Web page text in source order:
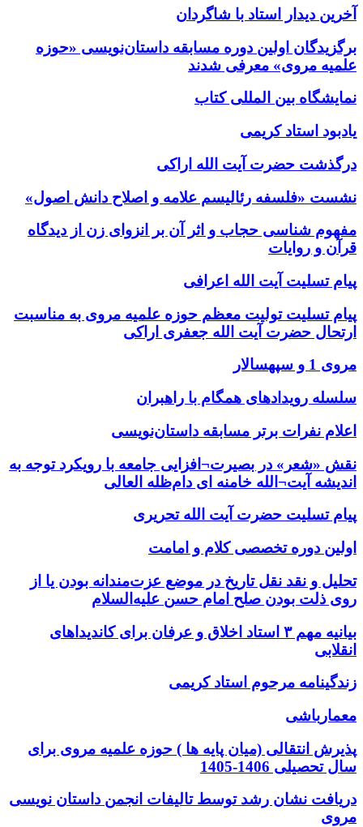
آخرین دیدار استاد با شاگردان
برگزیدگان اولین دوره مسابقه داستان‌نویسی «حوزه
علمیه مروی» معرفی شدند
نمایشگاه بین المللی کتاب
یادبود استاد کریمی
درگذشت حضرت آیت الله اراکی
نشست «فلسفه رئالیسم علامه و اصلاح دانش اصول»
مفهوم شناسی حجاب و اثر آن بر انزوای زن از دیدگاه
قرآن و روایات
پیام تسلیت آیت الله اعرافی
پیام تسلیت تولیت معظم حوزه علمیه مروی به مناسبت
ارتحال حضرت آیت الله جعفری اراکی
مروی 1 و سپهسالار
سلسله رویدادهای همگام با راهبران
اعلام نفرات برتر مسابقه داستان‌نویسی
نقش «شعر» در بصیرت¬افزایی جامعه با رویکرد توجه به
اندیشه آیت¬الله خامنه ای دام‌ظله العالی
پیام تسلیت حضرت آیت الله تحریری
اولین دوره تخصصی کلام و امامت
تحلیل و نقد نقل تاریخ در موضع عزت‌مندانه بودن یا از
روی ذلت بودن صلح امام حسن علیه‌السلام
بیانیه مهم ۳ استاد اخلاق و عرفان برای کاندیداهای
انقلابی
زندگینامه مرحوم استاد کریمی
معمارباشی
پذیرش انتقالی (میان پایه ها ) حوزه علمیه مروی برای
سال تحصیلی 1406-1405
دریافت نشان رشد توسط تالیفات انجمن داستان نویسی
مروی